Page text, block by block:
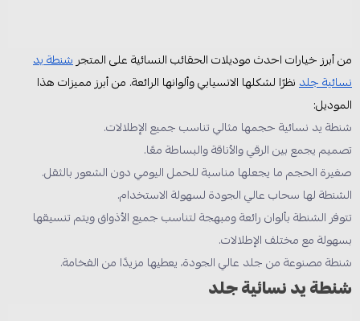
من أبرز خيارات احدث موديلات الحقائب النسائية على المتجرشنطة يد
نسائية جلدنظرًا لشكلها الانسيابي وألوانها الرائعة. من أبرز مميزات هذا
الموديل:
شنطة يد نسائية حجمها مثالي تناسب جميع الإطلالات.
تصميم يجمع بين الرقي والأناقة والبساطة معًا.
صغيرة الحجم ما يجعلها مناسبة للحمل اليومي دون الشعور بالثقل.
الشنطة لها سحاب عالي الجودة لسهولة الاستخدام.
تتوفر الشنطة بألوان رائعة ومبهجة لتناسب جميع الأذواق ويتم تنسيقها
بسهولة مع مختلف الإطلالات.
شنطة مصنوعة من جلد عالي الجودة، يعطيها مزيدًا من الفخامة.
شنطة يد نسائية جلد